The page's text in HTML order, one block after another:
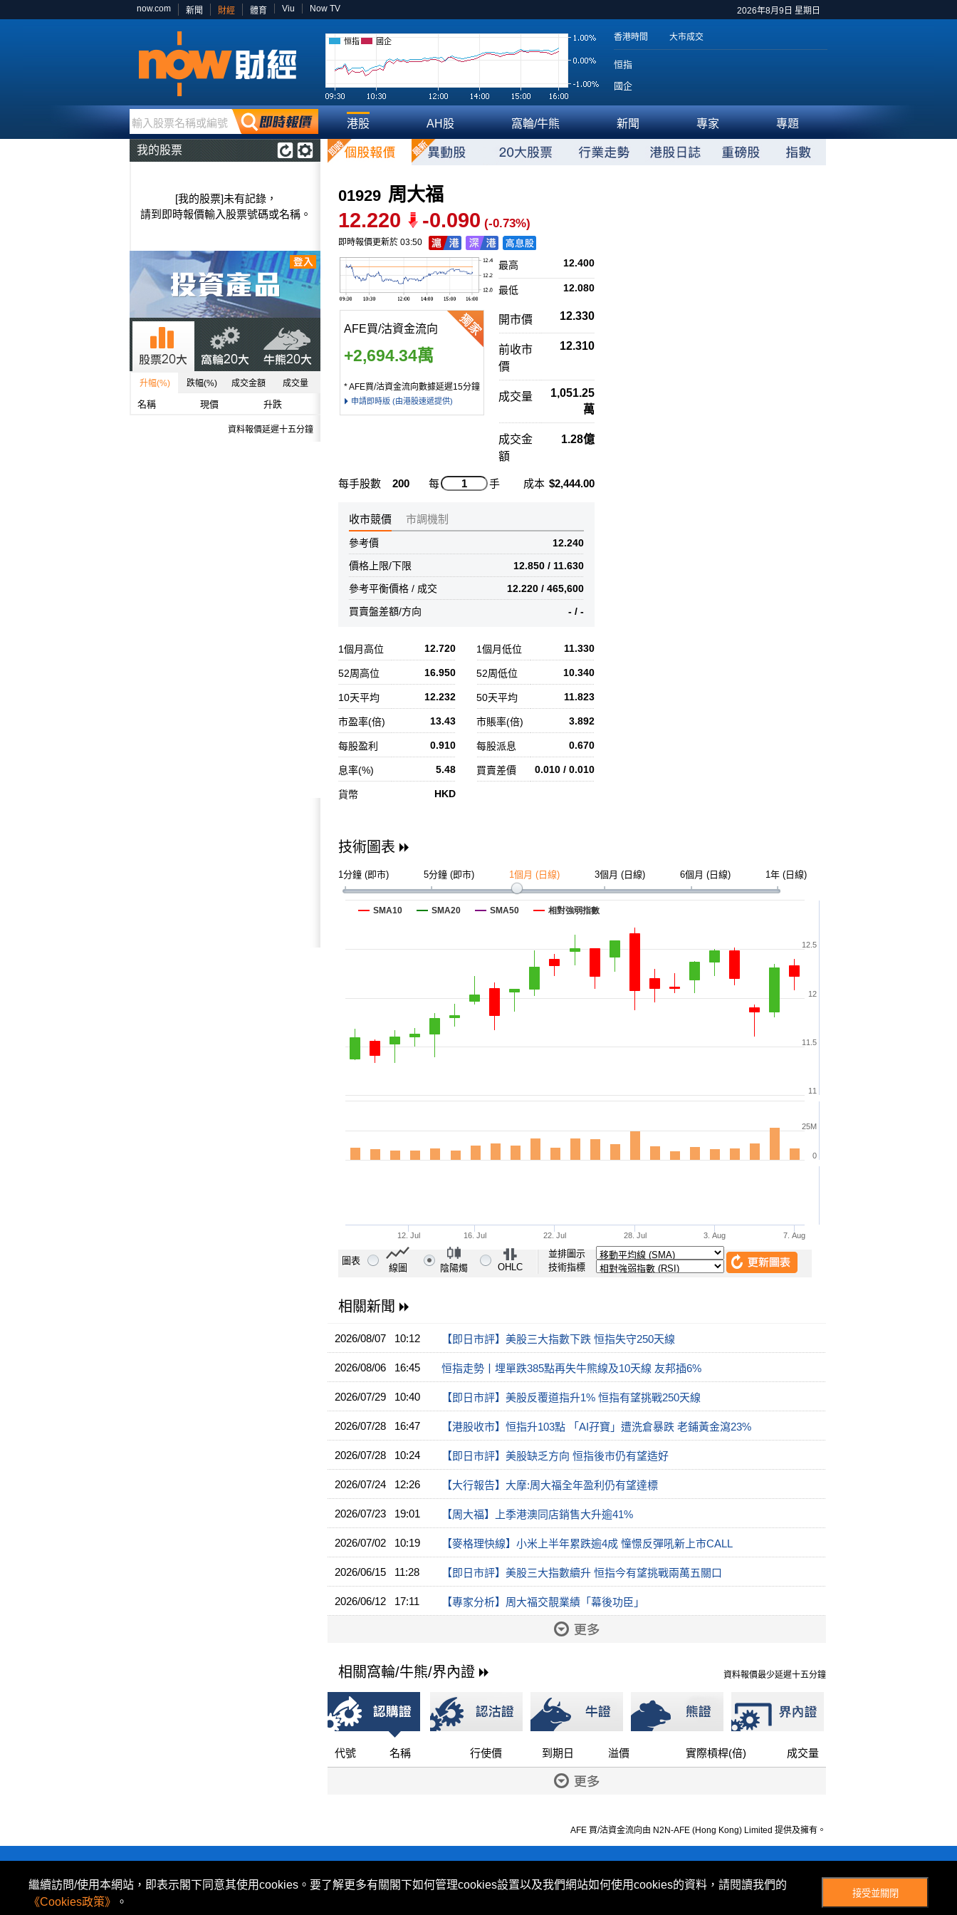
2026年8月9日 星期日
now.com 新聞 財經 體育 Viu Now TV
恒指 國企 香港時間 大市成交
恒指
國企
輸入股票名稱或編號 港股 AH股 窩輪/牛熊 新聞 專家 專題
我的股票
[我的股票]未有記錄，
請到即時報價輸入股票號碼或名稱。
升幅(%) 跌幅(%) 成交金額 成交量
名稱 現價 升跌
資料報價延遲十五分鐘
01929 周大福
12.220 -0.090 (-0.73%)
即時報價更新於 03:50
12.400
最高
12.080
最低
AFE買/沽資金流向
+2,694.34萬
* AFE買/沽資金流向數據延遲15分鐘
申請即時版 (由港股速遞提供)
開市價 12.330
前收市
價
12.310
成交量
1,051.25
萬
成交金
額
1.28億
每手股數 200 每 手 成本 $2,444.00
收市競價 市調機制
12.240
參考價
12.850 / 11.630
價格上限/下限
12.220 / 465,600
參考平衡價格 / 成交
- / -
買賣盤差額/方向
1個月高位 12.720 1個月低位 11.330
52周高位 16.950 52周低位 10.340
10天平均 12.232 50天平均 11.823
市盈率(倍) 13.43 市賬率(倍) 3.892
每股盈利 0.910 每股派息 0.670
息率(%) 5.48 買賣差價 0.010 / 0.010
貨幣 HKD
技術圖表
1分鐘 (即市) 5分鐘 (即市) 1個月 (日線) 3個月 (日線) 6個月 (日線) 1年 (日線)
圖表
線圖 陰陽燭 OHLC
並排圖示
技術指標
相關新聞
2026/08/07 10:12 【即日市評】美股三大指數下跌 恒指失守250天線
2026/08/06 16:45 恒指走勢丨埋單跌385點再失牛熊線及10天線 友邦插6%
2026/07/29 10:40 【即日市評】美股反覆道指升1% 恒指有望挑戰250天線
2026/07/28 16:47 【港股收市】恒指升103點 「AI孖寶」遭洗倉暴跌 老鋪黃金瀉23%
2026/07/28 10:24 【即日市評】美股缺乏方向 恒指後市仍有望造好
2026/07/24 12:26 【大行報告】大摩:周大福全年盈利仍有望達標
2026/07/23 19:01 【周大福】上季港澳同店銷售大升逾41%
2026/07/02 10:19 【麥格理快線】小米上半年累跌逾4成 憧憬反彈吼新上市CALL
2026/06/15 11:28 【即日市評】美股三大指數續升 恒指今有望挑戰兩萬五關口
2026/06/12 17:11 【專家分析】周大福交靚業績「幕後功臣」
資料報價最少延遲十五分鐘
相關窩輪/牛熊/界內證
代號 名稱 行使價 到期日 溢價 實際槓桿(倍) 成交量
AFE 買/沽資金流向由 N2N-AFE (Hong Kong) Limited 提供及擁有。
繼續訪問/使用本網站，即表示閣下同意其使用cookies。要了解更多有關閣下如何管理cookies設置以及我們網站如何使用cookies的資料，請閱讀我們的
《Cookies政策》
。
接受並關閉
所有資料或訊息僅作為參考之用。股票報價由 N2N-AFE (Hong Kong) Limited 提供。